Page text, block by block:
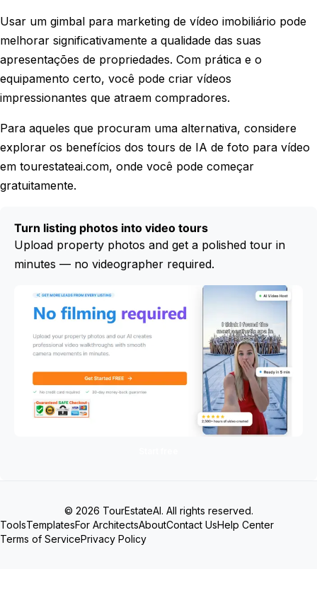
Usar um gimbal para marketing de vídeo imobiliário pode
melhorar significativamente a qualidade das suas
apresentações de propriedades. Com prática e o
equipamento certo, você pode criar vídeos
impressionantes que atraem compradores.
Para aqueles que procuram uma alternativa, considere
explorar os benefícios dos tours de IA de foto para vídeo
em tourestateai.com, onde você pode começar
gratuitamente.
Turn listing photos into video tours
Upload property photos and get a polished tour in
minutes — no videographer required.
© 2026 TourEstateAI. All rights reserved.
ToolsTemplatesFor ArchitectsAboutContact UsHelp Center
Terms of ServicePrivacy Policy